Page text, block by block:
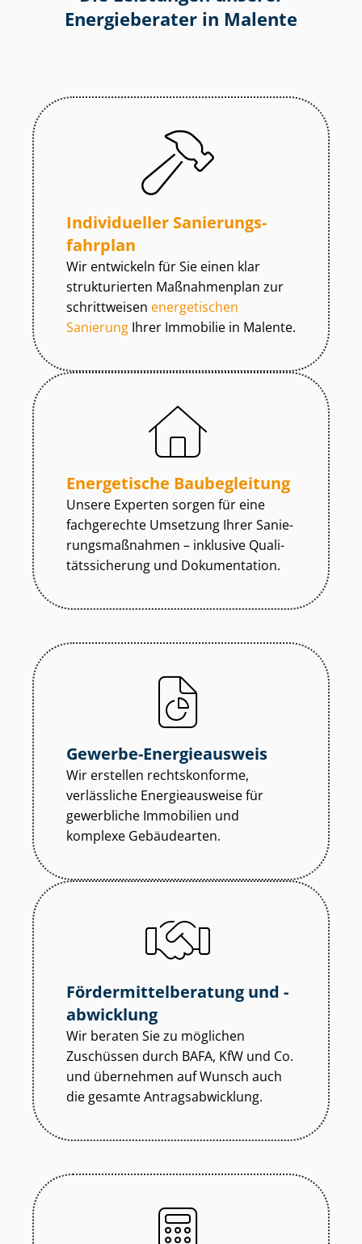
Energieberater in Malente
Individueller Sa­nie­rungs­
fahr­plan
Wir entwickeln für Sie einen klar
strukturierten Maßnahmenplan zur
schrittweisen energetischen
Sanierung Ihrer Immobilie in Malente.
Energetische Baubegleitung
Unsere Experten sorgen für eine
fachgerechte Umsetzung Ihrer Sa­nie­
rungs­maß­nah­men – inklusive Qua­li­
täts­si­che­rung und Dokumentation.
Gewerbe-Energieausweis
Wir erstellen rechtskonforme,
verlässliche Energieausweise für
gewerbliche Immobilien und
komplexe Gebäudearten.
För­der­mit­tel­be­ra­tung und -
abwicklung
Wir beraten Sie zu möglichen
Zuschüssen durch BAFA, KfW und Co.
und übernehmen auf Wunsch auch
die gesamte An­trags­ab­wick­lung.